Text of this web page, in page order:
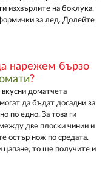
изхвърлите на боклука.
за лед. Долейте
нарежем бързо
?
доматчета
да бъдат досадни за
по едно. За това ги
две плоски чинии и
остър нож по средата.
цапане, то ще получите и